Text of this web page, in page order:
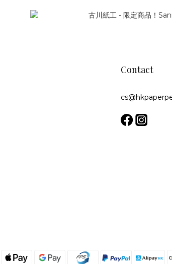
Contact